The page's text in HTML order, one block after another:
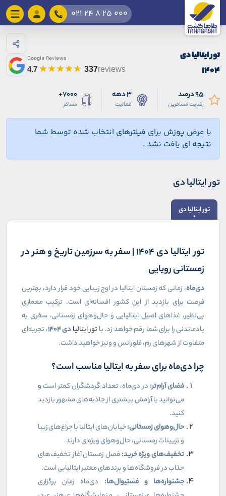
021 24 8 25 000
تور ایتالیا دی
۱۴۰۴
Google Reviews
4.7
337reviews
95 درصد
رضایت مسافرین
3 دهه
فعالیت
7000+
مسافر
با عرض پوزش برای فیلترهای انتخاب شده توسط شما
نتیجه ای یافت نشد .
تور ایتالیا دی
تور ایتالیا دی
تور ایتالیا دی ۱۴۰۴ | سفر به سرزمین تاریخ و هنر در
زمستانی رویایی
دی‌ماه، زمانی که زمستان ایتالیا در اوج زیبایی خود قرار دارد، بهترین
فرصت برای بازدید از این کشور افسانه‌ای است. ترکیب معماری
بی‌نظیر، غذاهای اصیل ایتالیایی و حال‌وهوای زمستانی، سفری به
یادماندنی را برای شما رقم خواهد زد. با تور ایتالیادی۱۴۰۴، تجربه‌ای
متفاوت از شهرهای رم، فلورانس و ونیز خواهید داشت.
چرا دی‌ماه برای سفر به ایتالیا مناسب است؟
فضای آرام‌تر: در دی‌ماه، تعداد گردشگران کمتر است و
می‌توانید با آرامش بیشتری از جاذبه‌های مشهور بازدید
کنید.
حال‌وهوای زمستانی:خیابان‌های ایتالیا با چراغ‌های زیبا
و تزیینات زمستانی، حال‌وهوای ویژه‌ای دارند.
تخفیف‌های ویژه خرید:فصل زمستان آغاز تخفیف‌های
جذاب در فروشگاه‌ها و برندهای معتبر ایتالیایی است.
جشنواره‌ها و فستیوال‌ها: دی‌ماه زمان برگزاری